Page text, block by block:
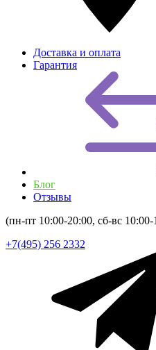
Доставка и оплата
Гарантия
Блог
Отзывы
(пн-пт 10:00-20:00, сб-вс 10:00-
+7(495) 256 2332